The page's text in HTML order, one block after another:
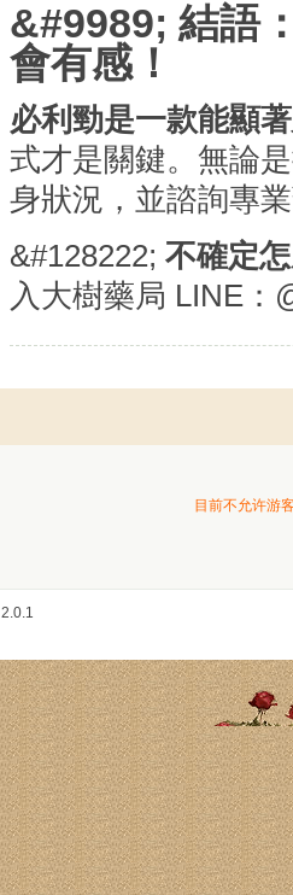
&#9989; 結語
會有感！
必利勁是一款能顯
式才是關鍵。無論
身狀況，並諮詢專
&#128222; 不確定
入大樹藥局 LINE：
目前不允许游
2.0.1